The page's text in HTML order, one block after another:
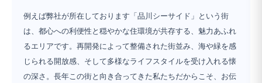
例えば弊社が所在しております「品川シーサイド」という街
は、都心への利便性と穏やかな住環境が共存する、魅力あふれ
るエリアです。再開発によって整備された街並み、海や緑を感
じられる開放感、そして多様なライフスタイルを受け入れる懐
の深さ。長年この街と向き合ってきた私たちだからこそ、お伝